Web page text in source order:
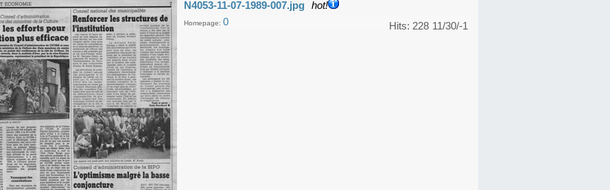
N4053-11-07-1989-007.jpg hot!
11/30/-1
Hits: 228
Homepage: 0